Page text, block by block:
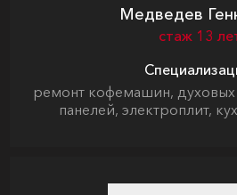
Медведев
стаж 13
ремонт кофемашин,
панелей, электроплит,